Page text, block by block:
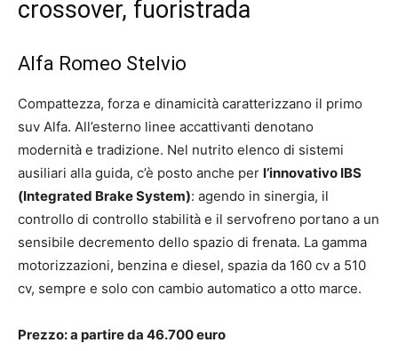
crossover, fuoristrada
Alfa Romeo Stelvio
Compattezza, forza e dinamicità caratterizzano il primo
suv Alfa. All’esterno linee accattivanti denotano
modernità e tradizione. Nel nutrito elenco di sistemi
ausiliari alla guida, c’è posto anche per l’innovativo IBS
(Integrated Brake System): agendo in sinergia, il
controllo di controllo stabilità e il servofreno portano a un
sensibile decremento dello spazio di frenata. La gamma
motorizzazioni, benzina e diesel, spazia da 160 cv a 510
cv, sempre e solo con cambio automatico a otto marce.
Prezzo: a partire da 46.700 euro